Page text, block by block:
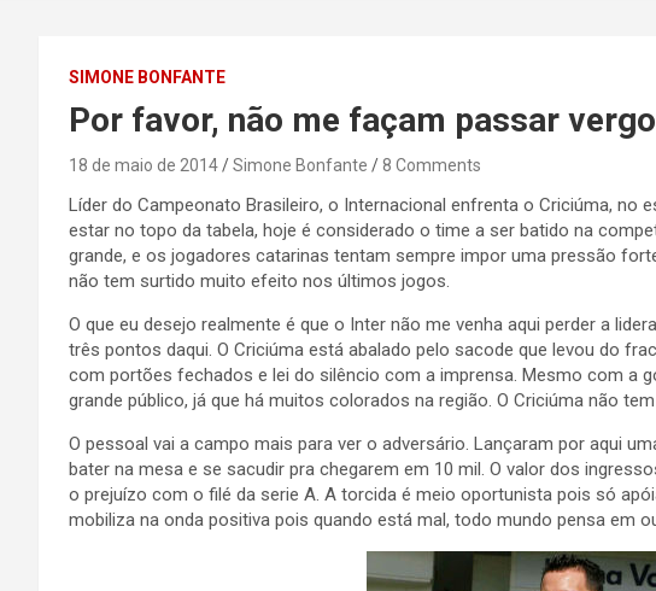
SIMONE BONFANTE
Por favor, não me façam passar
18 de maio de 2014 Simone Bonfante 8 Comments
Líder do Campeonato Brasileiro, o Internacional enfrenta o Criciúma, no
estar no topo da tabela, hoje é considerado o time a ser batido na
grande, e os jogadores catarinas tentam sempre impor uma pressão
não tem surtido muito efeito nos últimos jogos.
O que eu desejo realmente é que o Inter não me venha aqui perder a
três pontos daqui. O Criciúma está abalado pelo sacode que levou do
com portões fechados e lei do silêncio com a imprensa. Mesmo com a
grande público, já que há muitos colorados na região. O Criciúma não
O pessoal vai a campo mais para ver o adversário. Lançaram por aqui
bater na mesa e se sacudir pra chegarem em 10 mil. O valor dos
o prejuízo com o filé da serie A. A torcida é meio oportunista pois só
mobiliza na onda positiva pois quando está mal, todo mundo pensa em